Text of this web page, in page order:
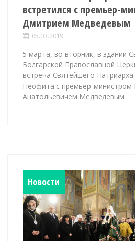
встретился с премьер-
Дмитрием Медведевым
05.03.2019
5 марта, во вторник, в здании
Болгарской Православной
встреча Святейшего Патриарха
Неофита с премьер-министром
Анатольевичем Медведевым.
Новости